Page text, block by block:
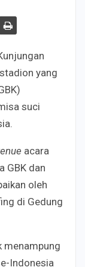
yang
suci
acara
GBK dan
oleh
di Gedung
menampung
Indonesia